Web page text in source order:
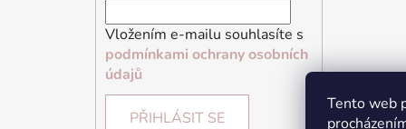
Tento web
Vložením e-mailu souhlasíte s
podmínkami ochrany osobních
údajů
PŘIHLÁSIT SE